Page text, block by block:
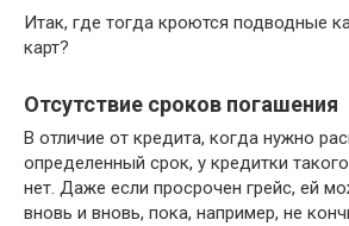
Итак, где тогда кроются подводные
карт?
Отсутствие сроков погашения
В отличие от кредита, когда нужно
определенный срок, у кредитки
нет. Даже если просрочен грейс, ей
вновь и вновь, пока, например, не